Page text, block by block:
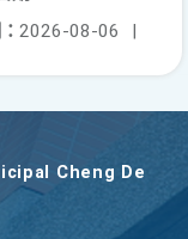
2026-08-06 |
Cheng De